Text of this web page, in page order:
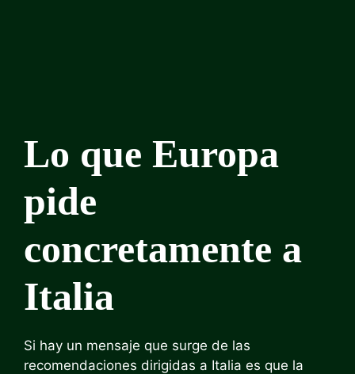
Lo que Europa
pide
concretamente a
Italia
Si hay un mensaje que surge de las
recomendaciones dirigidas a Italia es que la